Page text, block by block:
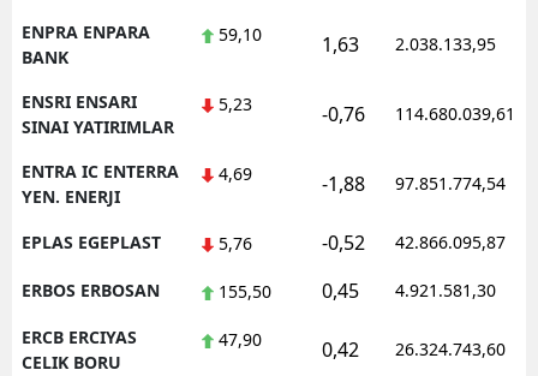
ENPRA ENPARA
BANK
59,10 1,63 2.038.133,95
ENSRI ENSARI
SINAI YATIRIMLAR
5,23 -0,76 114.680.039,61
ENTRA IC ENTERRA
YEN. ENERJI
4,69 -1,88 97.851.774,54
EPLAS EGEPLAST 5,76 -0,52 42.866.095,87
ERBOS ERBOSAN 155,50 0,45 4.921.581,30
ERCB ERCIYAS
CELIK BORU
47,90 0,42 26.324.743,60